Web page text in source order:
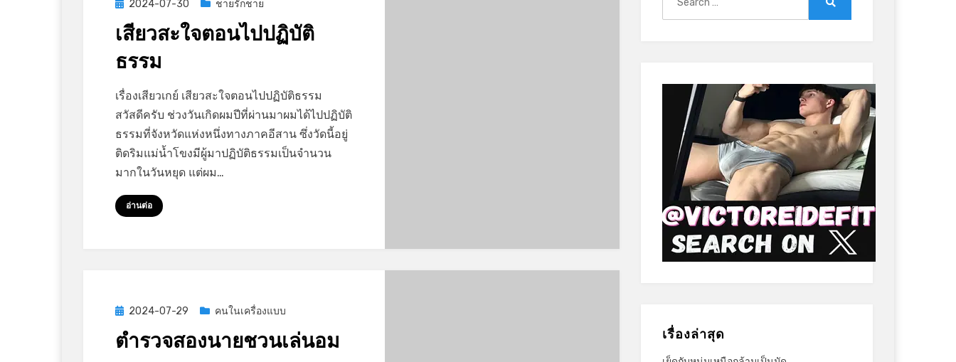
Posted
2024-07-30 ชายรักชาย
เสียวสะใจตอนไปปฏิบัติ
ธรรม
byGayStory
Leave a comment on
เสียว
สะใจ
ปฏิบัติ
เรื่องเสียวเกย์ เสียวสะใจตอนไปปฏิบัติธรรม
สวัสดีครับ ช่วงวันเกิดผมปีที่ผ่านมาผมได้ไปปฏิบัติ
ธรรมที่จังหวัดแห่งหนึ่งทางภาคอีสาน ซึ่งวัดนี้อยู่
ติดริมแม่น้ำโขงมีผู้มาปฏิบัติธรรมเป็นจำนวน
มากในวันหยุด แต่ผม…
อ่านต่อ
Posted
on
2024-07-29 คนในเครื่องแบบ
ตำรวจสองนายชวนเล่นอม
เรื่องล่าสุด